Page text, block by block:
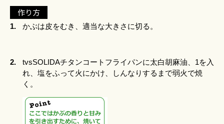
作り方
1. かぶは皮をむき、適当な大きさに切る。
2.
tvsSOLIDAチタンコートフライパンに太白胡麻油、1を入
れ、塩をふって火にかけ、しんなりするまで弱火で焼
く。